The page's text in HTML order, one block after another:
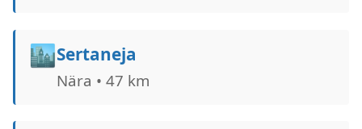
🏙️Sertaneja
Nära • 47 km